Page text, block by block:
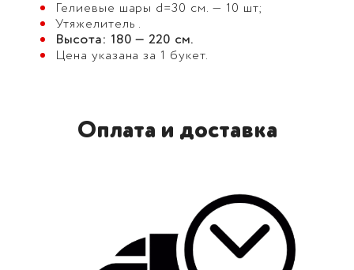
Гелиевые шары d=30 см. — 10 шт;
Утяжелитель .
Высота: 180 — 220 см.
Цена указана за 1 букет.
Оплата и доставка